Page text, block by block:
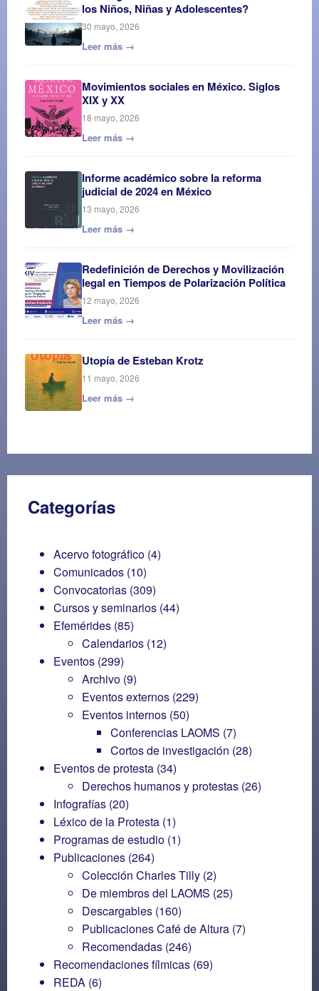
los Niños, Niñas y Adolescentes?
30 mayo, 2026
Leer más →
Movimientos sociales en México. Siglos
XIX y XX
18 mayo, 2026
Leer más →
Informe académico sobre la reforma
judicial de 2024 en México
13 mayo, 2026
Leer más →
Redefinición de Derechos y Movilización
legal en Tiempos de Polarización Política
12 mayo, 2026
Leer más →
Utopía de Esteban Krotz
11 mayo, 2026
Leer más →
Categorías
Acervo fotográfico (4)
Comunicados (10)
Convocatorias (309)
Cursos y seminarios (44)
Efemérides (85)
Calendarios (12)
Eventos (299)
Archivo (9)
Eventos externos (229)
Eventos internos (50)
Conferencias LAOMS (7)
Cortos de investigación (28)
Eventos de protesta (34)
Derechos humanos y protestas (26)
Infografías (20)
Léxico de la Protesta (1)
Programas de estudio (1)
Publicaciones (264)
Colección Charles Tilly (2)
De miembros del LAOMS (25)
Descargables (160)
Publicaciones Café de Altura (7)
Recomendadas (246)
Recomendaciones fílmicas (69)
REDA (6)